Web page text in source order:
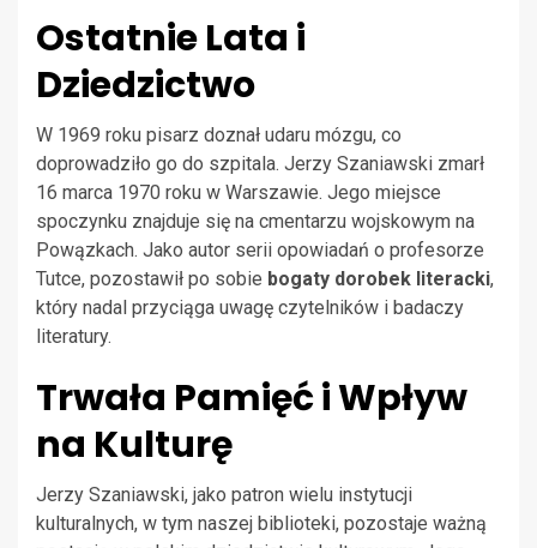
Ostatnie Lata i
Dziedzictwo
W 1969 roku pisarz doznał udaru mózgu, co
doprowadziło go do szpitala. Jerzy Szaniawski zmarł
16 marca 1970 roku w Warszawie. Jego miejsce
spoczynku znajduje się na cmentarzu wojskowym na
Powązkach. Jako autor serii opowiadań o profesorze
Tutce, pozostawił po sobie bogaty dorobek literacki,
który nadal przyciąga uwagę czytelników i badaczy
literatury.
Trwała Pamięć i Wpływ
na Kulturę
Jerzy Szaniawski, jako patron wielu instytucji
kulturalnych, w tym naszej biblioteki, pozostaje ważną